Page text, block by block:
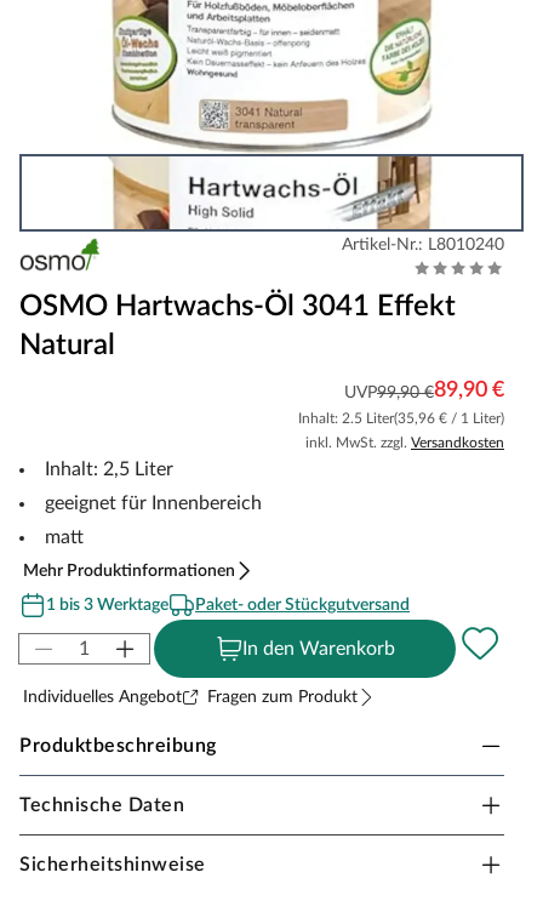
Artikel-Nr.: L8010240
OSMO Hartwachs-Öl 3041 Effekt
Natural
UVP99,90 €89,90 €
Inhalt: 2.5 Liter(35,96 € / 1 Liter)
inkl. MwSt. zzgl. Versandkosten
Inhalt: 2,5 Liter
geeignet für Innenbereich
matt
Mehr Produktinformationen
1 bis 3 Werktage
Paket- oder Stückgutversand
In den Warenkorb
Individuelles Angebot Fragen zum Produkt
Produktbeschreibung
Osmo Hartwachs-Öl 3041 Effekt Natural
Das Hartwachs-Öl Effekt Natural wurde speziell für
helle, heimische Holzfußböden entwickelt und sorgt für
Technische Daten
Sicherheitshinweise